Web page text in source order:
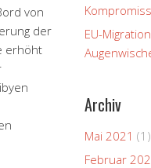
von
der
erhöht
Kompromiss
EU-
Archiv
Mai 2021 (1)
Februar